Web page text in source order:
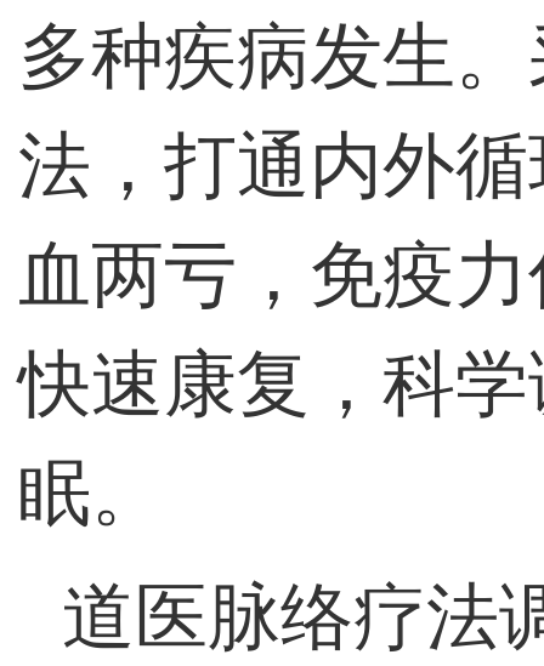
多种疾病发生
法，打通内外
血两亏，免疫
快速康复，科
眠。
道医脉络疗法